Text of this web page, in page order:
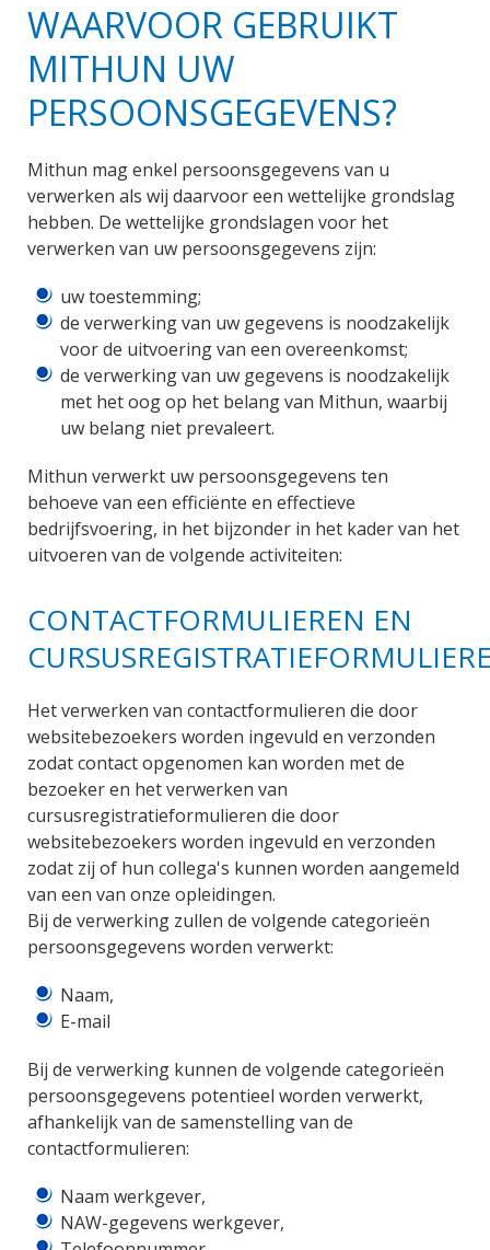
WAARVOOR GEBRUIKT
MITHUN UW
PERSOONSGEGEVENS?
Mithun mag enkel persoonsgegevens van u
verwerken als wij daarvoor een wettelijke grondslag
hebben. De wettelijke grondslagen voor het
verwerken van uw persoonsgegevens zijn:
uw toestemming;
de verwerking van uw gegevens is noodzakelijk
voor de uitvoering van een overeenkomst;
de verwerking van uw gegevens is noodzakelijk
met het oog op het belang van Mithun, waarbij
uw belang niet prevaleert.
Mithun verwerkt uw persoonsgegevens ten
behoeve van een efficiënte en effectieve
bedrijfsvoering, in het bijzonder in het kader van het
uitvoeren van de volgende activiteiten:
CONTACTFORMULIEREN EN
Het verwerken van contactformulieren die door
websitebezoekers worden ingevuld en verzonden
zodat contact opgenomen kan worden met de
bezoeker en het verwerken van
cursusregistratieformulieren die door
websitebezoekers worden ingevuld en verzonden
zodat zij of hun collega's kunnen worden aangemeld
van een van onze opleidingen.
Bij de verwerking zullen de volgende categorieën
persoonsgegevens worden verwerkt:
Naam,
E-mail
Bij de verwerking kunnen de volgende categorieën
persoonsgegevens potentieel worden verwerkt,
afhankelijk van de samenstelling van de
contactformulieren:
Naam werkgever,
NAW-gegevens werkgever,